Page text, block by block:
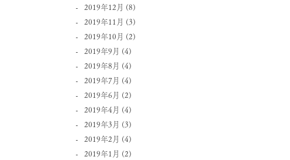
2019年12月 (8)
2019年11月 (3)
2019年10月 (2)
2019年9月 (4)
2019年8月 (4)
2019年7月 (4)
2019年6月 (2)
2019年4月 (4)
2019年3月 (3)
2019年2月 (4)
2019年1月 (2)